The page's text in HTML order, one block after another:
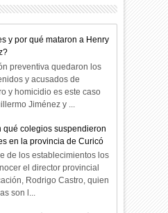
y por qué mataron a Henry
preventiva quedaron los
y acusados de
y homicidio es este caso
Jiménez y ...
qué colegios suspendieron
en la provincia de Curicó
de los establecimientos los
el director provincial
Rodrigo Castro, quien
son l...